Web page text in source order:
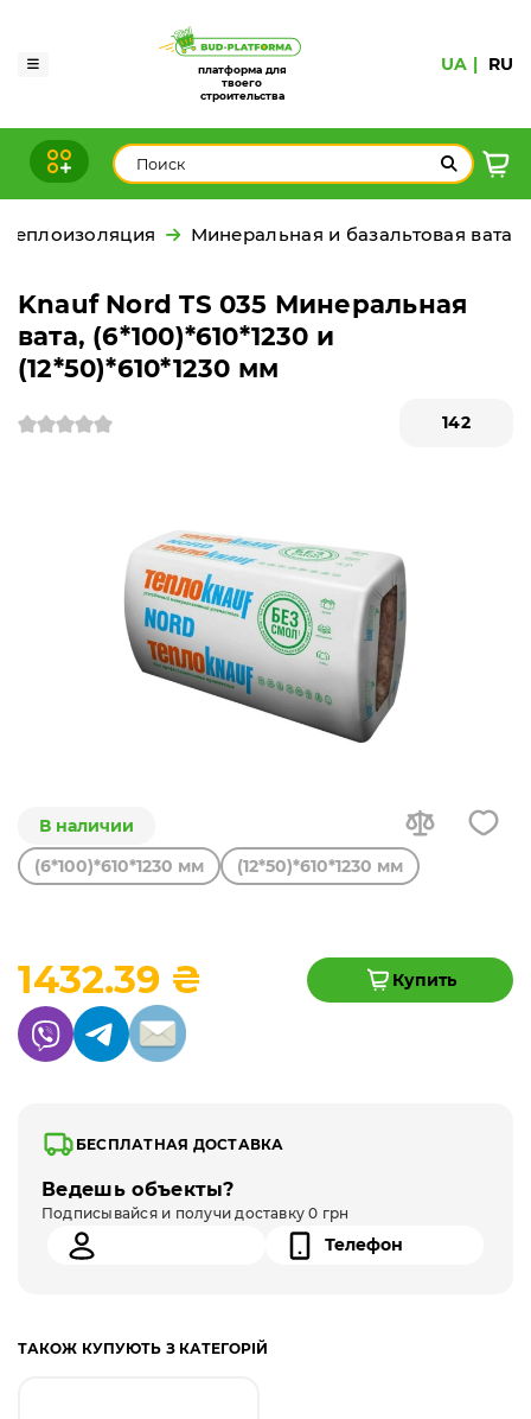
платформа для
твоего
строительства
UA RU
Теплоизоляция Минеральная и базальтовая вата
Knauf Nord TS 035 Минеральная
вата, (6*100)*610*1230 и
(12*50)*610*1230 мм
142
В наличии
(6*100)*610*1230 мм
(12*50)*610*1230 мм
1432.39 ₴ Купить
БЕСПЛАТНАЯ ДОСТАВКА
Ведешь объекты?
Подписывайся и получи доставку 0 грн
ТАКОЖ КУПУЮТЬ З КАТЕГОРІЙ